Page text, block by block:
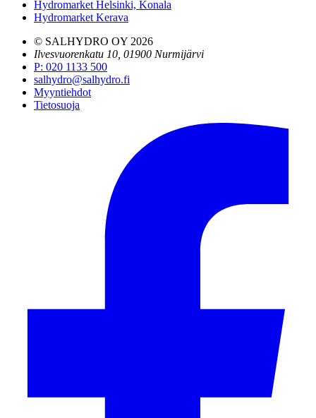
Hydromarket Helsinki, Konala
Hydromarket Kerava
© SALHYDRO OY 2026
Ilvesvuorenkatu 10, 01900 Nurmijärvi
P: 020 1133 500
salhydro@salhydro.fi
Myyntiehdot
Tietosuoja